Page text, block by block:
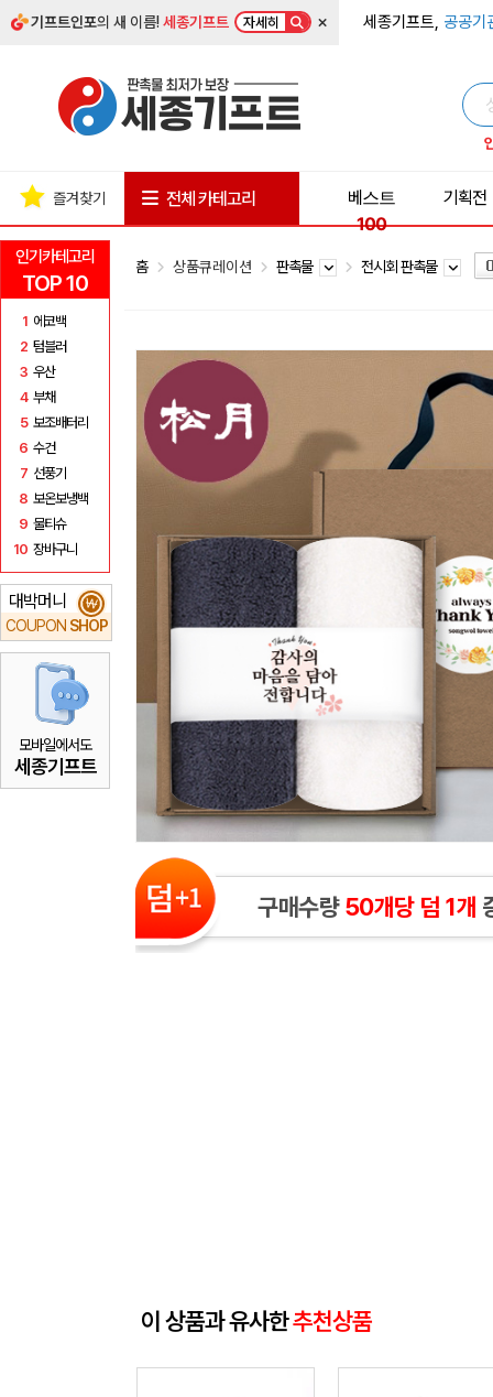
기프트인포의 새 이름!세종기프트 자세히 × 세종기프트, 공공기
인기카테고리
TOP 10
1 에코백
2 텀블러
3 우산
4 부채
5 보조배터리
6 수건
7 선풍기
8 보온보냉백
9 물티슈
10 장바구니
대박머니
COUPON SHOP
₩
모바일에서도
세종기프트
즐겨찾기 전체 카테고리
베스트
100
기획전
홈 상품큐레이션 판촉물 전시회 판촉물
구매수량50개당 덤 1개
이 상품과 유사한추천상품